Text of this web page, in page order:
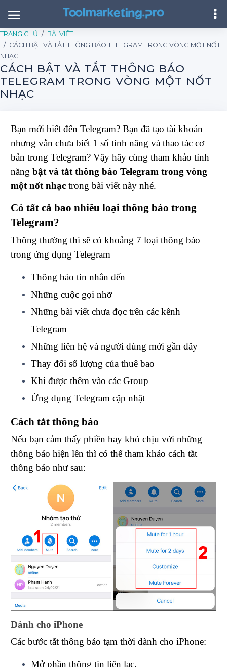
TRANG CHỦ
BÀI VIẾT
CÁCH BẬT VÀ TẮT THÔNG BÁO TELEGRAM TRONG VÒNG MỘT NỐT
NHẠC
CÁCH BẬT VÀ TẮT THÔNG BÁO
TELEGRAM TRONG VÒNG MỘT NỐT
NHẠC
Bạn mới biết đến Telegram? Bạn đã tạo tài khoản
nhưng vẫn chưa biết 1 số tính năng và thao tác cơ
bản trong Telegram? Vậy hãy cùng tham khảo tính
năng bật và tắt thông báo Telegram trong vòng
một nốt nhạc trong bài viết này nhé.
Có tất cả bao nhiêu loại thông báo trong
Telegram?
Thông thường thì sẽ có khoảng 7 loại thông báo
trong ứng dụng Telegram
Thông báo tin nhắn đến
Những cuộc gọi nhỡ
Những bài viết chưa đọc trên các kênh
Telegram
Những liên hệ và người dùng mới gần đây
Thay đổi số lượng của thuê bao
Khi được thêm vào các Group
Ứng dụng Telegram cập nhật
Cách tắt thông báo
Nếu bạn cảm thấy phiền hay khó chịu với những
thông báo hiện lên thì có thể tham khảo cách tắt
thông báo như sau:
Dành cho iPhone
Các bước tắt thông báo tạm thời dành cho iPhone:
Mở phần thông tin liên lạc.